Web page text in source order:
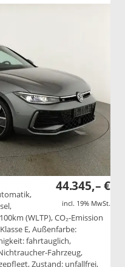
44.345,– €
incl. 19% MwSt.
(WLTP), CO₂-Emission
E, Außenfarbe:
fahrtauglich,
Fahrzeug,
Zustand: unfallfrei,